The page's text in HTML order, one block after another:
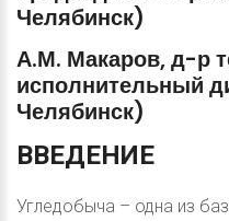
Челябинск)
А.М. Макаров,д-р
исполнительный
Челябинск)
ВВЕДЕНИЕ
Угледобыча – одна из